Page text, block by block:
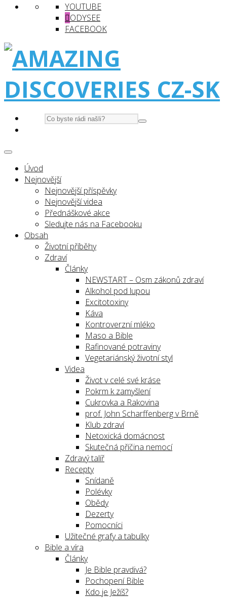
YOUTUBE
ODYSEE
FACEBOOK
Úvod
Nejnovější
Nejnovější příspěvky
Nejnovější videa
Přednáškové akce
Sledujte nás na Facebooku
Obsah
Životní příběhy
Zdraví
Články
NEWSTART – Osm zákonů zdraví
Alkohol pod lupou
Excitotoxiny
Káva
Kontroverzní mléko
Maso a Bible
Rafinované potraviny
Vegetariánský životní styl
Videa
Život v celé své kráse
Pokrm k zamyšlení
Cukrovka a Rakovina
prof. John Scharffenberg v Brně
Klub zdraví
Netoxická domácnost
Skutečná příčina nemocí
Zdravý talíř
Recepty
Snídaně
Polévky
Obědy
Dezerty
Pomocníci
Užitečné grafy a tabulky
Bible a víra
Články
Je Bible pravdivá?
Pochopení Bible
Kdo je Ježíš?